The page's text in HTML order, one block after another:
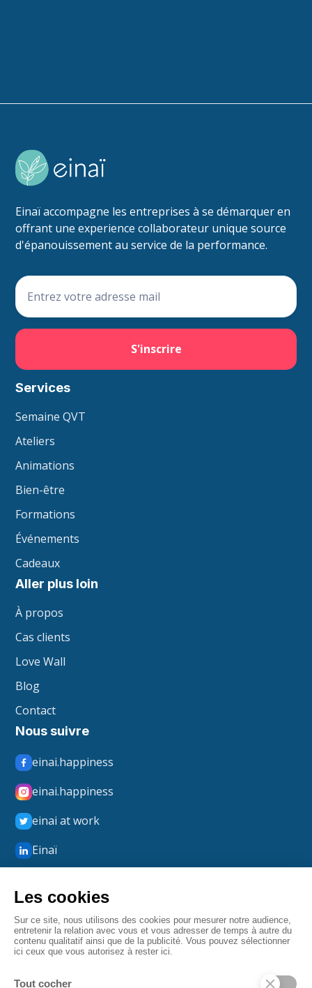
Einaï accompagne les entreprises à se démarquer en
offrant une experience collaborateur unique source
d'épanouissement au service de la performance.
Services
Semaine QVT
Ateliers
Animations
Bien-être
Formations
Événements
Cadeaux
Aller plus loin
À propos
Cas clients
Love Wall
Blog
Contact
Nous suivre
einai.happiness
einai.happiness
einai at work
Einaï
Mentions légales